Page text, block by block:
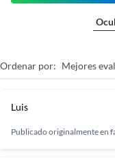
Ordenar por: Mejores
Luis
Publicado originalmente en